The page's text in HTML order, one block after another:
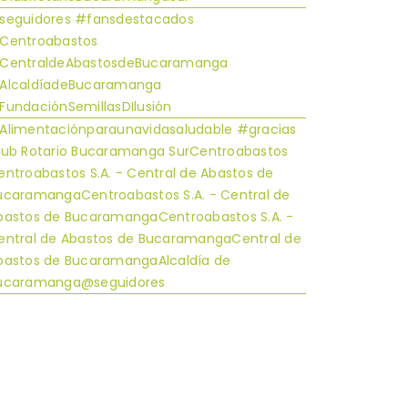
#fansdestacados
#gracias
Rotario Bucaramanga SurCentroabastos
S.A. - Central de Abastos de
S.A. - Central de
de BucaramangaCentroabastos S.A. -
de Abastos de BucaramangaCentral de
de BucaramangaAlcaldía de